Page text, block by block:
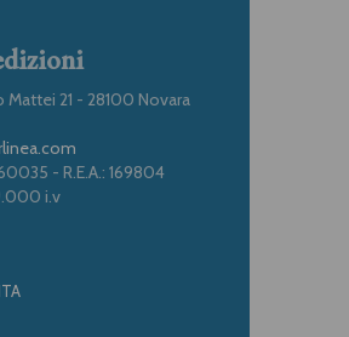
Mattei 21 - 28100 Novara
- R.E.A.: 169804
i.v